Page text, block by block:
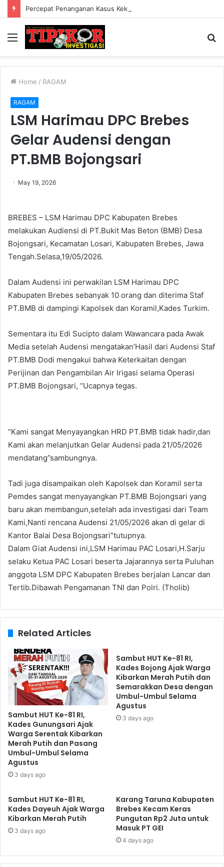
Menu
Home / RAGAM
RAGAM
LSM Harimau DPC Brebes
Gelar Audensi dengan
PT.BMB Bojongsari
May 19, 2026
BREBES – LSM Harimau DPC Kabupaten Brebes
melakukan Audiensi di PT.Bukit Mas Beton (BMB) Desa
Bojongsari, Kecamatan Losari, Kabupaten Brebes, Jawa
Tengah.Selasa,19/05/2026.
Dalam Audensi ini perwakilan LSM Harimau DPC
Kabupaten Brebes sebanyak 10 orang dan diterima Staf
PT.BMB di dampingi Kapolsek dan Koramil,Kades Turkim.
Sementara itu Edi Sucipto dalam Wawancara pada Awak
Media setelah Audensi mengatakan’Hasil dari Audensi Staf
PT.BMB Dodi mengakui bahwa Keterkaitan dengan
Perijinan dan Pengambilan Air Irigasi selama Operasi
PT.BMB Bojongsari, “Ucapnya tegas.
“Kami sangat Menyayangkan HRD PT.BMB tidak hadir,dan
Kami akan melanjutkan Gelar Audensi pada 21/05/2026
mendatang”sambungnya.
Tadi juga disampaikan oleh Kapolsek dan Koramil serta
Pemdes sangat menyayangkan PT.BMB Bojongsari yang
baru akan membangun,setelah ada investigasi dari Team
Kami,Nanti rencana Audensi 21/05/2026 akan di gelar di
Kantor Balai Desa Bojongsari”tutupnya.
Dalam Giat Audensi ini,LSM Harimau PAC Losari,H.Sarju
selaku Ketua PAC Losari beserta Jajarannya serta Puluhan
anggota LSM DPC Kabupaten Brebes berjalan Lancar dan
Tertib.Dibawah Pengamanan TNI dan Polri. (Tholib)
Related Articles
Sambut HUT Ke-81 RI,
Kades Gunungsari Ajak
Warga Serentak Kibarkan
Merah Putih dan Pasang
Umbul-Umbul Selama
Agustus
3 days ago
Sambut HUT Ke-81 RI,
Kades Bojong Ajak Warga
Kibarkan Merah Putih dan
Semarakkan Desa dengan
Umbul-Umbul Selama
Agustus
3 days ago
Sambut HUT Ke-81 RI,
Kades Dayeuh Ajak Warga
Kibarkan Merah Putih
3 days ago
​Karang Taruna Kabupaten
Brebes Kecam Keras
Pungutan Rp2 Juta untuk
Masuk PT GEI
4 days ago